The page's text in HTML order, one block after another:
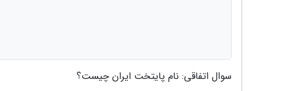
سوال اتفاقی: نام پایتخت ایران چیست؟